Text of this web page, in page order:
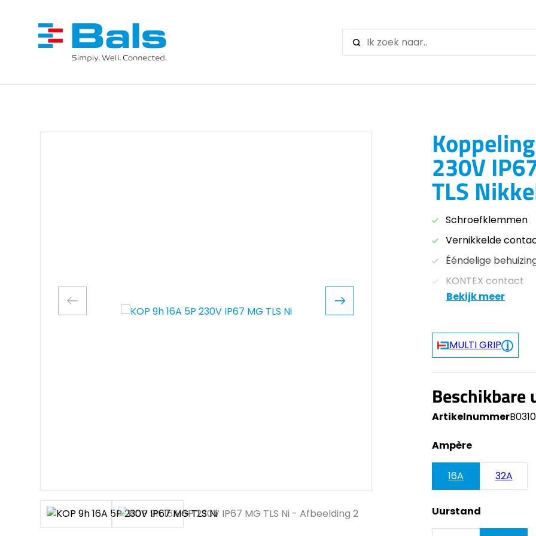
When
230V
TLS
Schroefklemmen
Vernikkelde
Ééndelige
KONTEX contact
Bekijk meer
MULTI GRIP
Beschikbare
Artikelnummer
Ampère
16A 32A
Uurstand